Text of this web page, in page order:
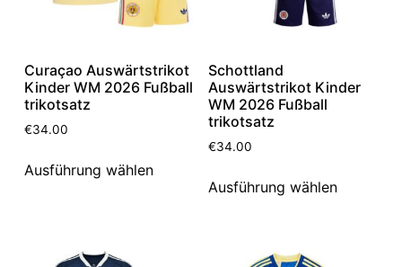
Curaçao Auswärtstrikot
Kinder WM 2026 Fußball
trikotsatz
€34.00
Ausführung wählen
Schottland
Auswärtstrikot Kinder
WM 2026 Fußball
trikotsatz
€34.00
Ausführung wählen